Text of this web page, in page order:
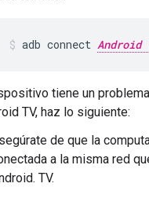
adb connect Android
tiene un
TV, haz lo siguiente:
de que la
a la misma red
TV.